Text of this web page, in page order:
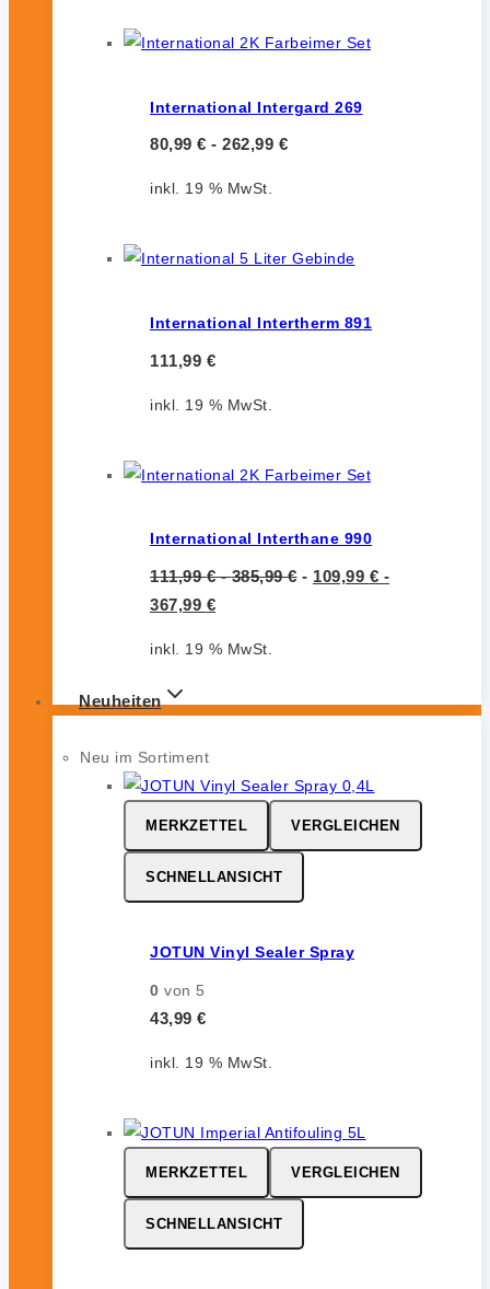
International Intergard 269
80,99 € - 262,99 €
inkl. 19 % MwSt.
International Intertherm 891
111,99 €
inkl. 19 % MwSt.
International Interthane 990
111,99€-385,99€- 109,99 € -
367,99 €
inkl. 19 % MwSt.
Neuheiten
Neu im Sortiment
MERKZETTEL VERGLEICHEN
SCHNELLANSICHT
JOTUN Vinyl Sealer Spray
0 von 5
43,99 €
inkl. 19 % MwSt.
MERKZETTEL VERGLEICHEN
SCHNELLANSICHT